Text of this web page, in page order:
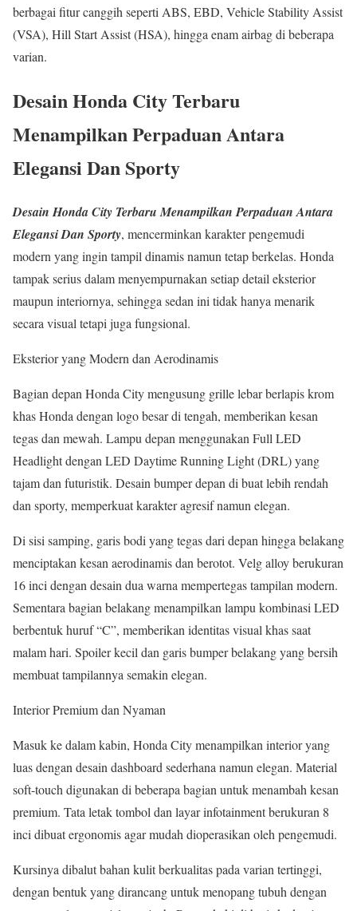
berbagai fitur canggih seperti ABS, EBD, Vehicle Stability Assist
(VSA), Hill Start Assist (HSA), hingga enam airbag di beberapa
varian.
Desain Honda City Terbaru
Menampilkan Perpaduan Antara
Elegansi Dan Sporty
Desain Honda City Terbaru Menampilkan Perpaduan Antara
Elegansi Dan Sporty, mencerminkan karakter pengemudi
modern yang ingin tampil dinamis namun tetap berkelas. Honda
tampak serius dalam menyempurnakan setiap detail eksterior
maupun interiornya, sehingga sedan ini tidak hanya menarik
secara visual tetapi juga fungsional.
Eksterior yang Modern dan Aerodinamis
Bagian depan Honda City mengusung grille lebar berlapis krom
khas Honda dengan logo besar di tengah, memberikan kesan
tegas dan mewah. Lampu depan menggunakan Full LED
Headlight dengan LED Daytime Running Light (DRL) yang
tajam dan futuristik. Desain bumper depan di buat lebih rendah
dan sporty, memperkuat karakter agresif namun elegan.
Di sisi samping, garis bodi yang tegas dari depan hingga belakang
menciptakan kesan aerodinamis dan berotot. Velg alloy berukuran
16 inci dengan desain dua warna mempertegas tampilan modern.
Sementara bagian belakang menampilkan lampu kombinasi LED
berbentuk huruf “C”, memberikan identitas visual khas saat
malam hari. Spoiler kecil dan garis bumper belakang yang bersih
membuat tampilannya semakin elegan.
Interior Premium dan Nyaman
Masuk ke dalam kabin, Honda City menampilkan interior yang
luas dengan desain dashboard sederhana namun elegan. Material
soft-touch digunakan di beberapa bagian untuk menambah kesan
premium. Tata letak tombol dan layar infotainment berukuran 8
inci dibuat ergonomis agar mudah dioperasikan oleh pengemudi.
Kursinya dibalut bahan kulit berkualitas pada varian tertinggi,
dengan bentuk yang dirancang untuk menopang tubuh dengan